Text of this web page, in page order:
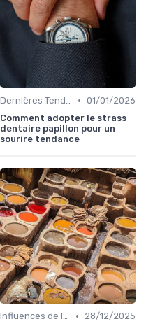
Dernières Tendances de Mode • 01/01/2026
Comment adopter le strass
dentaire papillon pour un
sourire tendance
Influences de la Mode Internationale •
28/12/2025